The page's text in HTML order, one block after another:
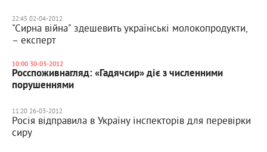
22:45 02-04-2012
"Сирна війна" здешевить українські молокопродукти,
– експерт
10:00 30-03-2012
Росспоживнагляд: «Гадячсир» діє з численними
порушеннями
11:20 26-03-2012
Росія відправила в Україну інспекторів для перевірки
сиру